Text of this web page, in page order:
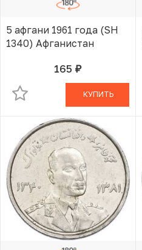
5 афгани 1961 года (SH
1340) Афганистан
165 руб.В КОРЗИНЕ
КУПИТЬ